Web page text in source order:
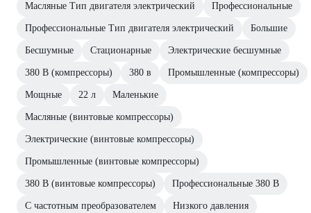
Масляные Тип двигателя электрический Профессиональные
Профессиональные Тип двигателя электрический Большие
Бесшумные Стационарные Электрические бесшумные
380 В (компрессоры) 380 в Промышленные (компрессоры)
Мощные 22 л Маленькие
Масляные (винтовые компрессоры)
Электрические (винтовые компрессоры)
Промышленные (винтовые компрессоры)
380 В (винтовые компрессоры) Профессиональные 380 В
С частотным преобразователем Низкого давления